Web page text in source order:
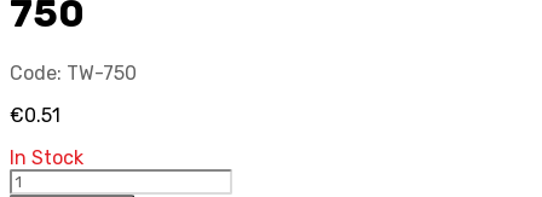
750
Code: TW-750
€0.51
In Stock